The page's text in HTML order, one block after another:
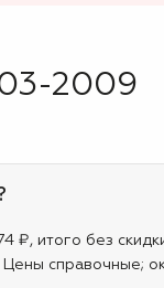
2009
₽, итого без
справочные;